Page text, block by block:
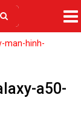
man-hinh-
a50-